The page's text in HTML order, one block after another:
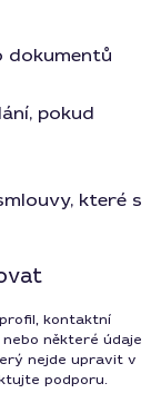
dokumentů
pokud
které s
kontaktní
některé údaje
nejde upravit v
podporu.